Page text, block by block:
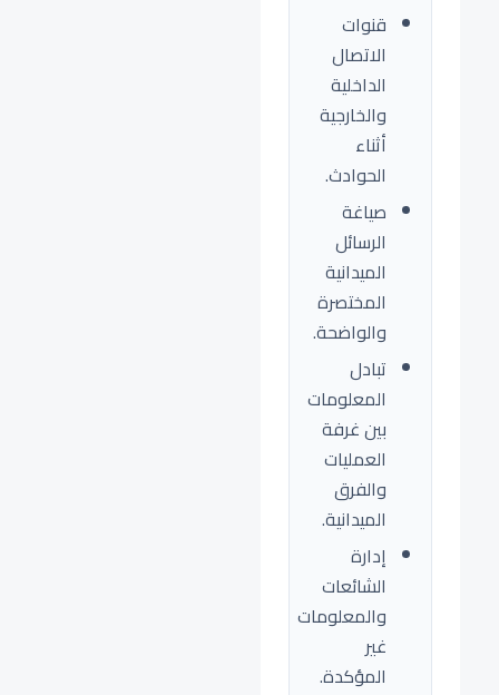
قنوات
الاتصال
الداخلية
والخارجية
أثناء
الحوادث.
صياغة
الرسائل
الميدانية
المختصرة
والواضحة.
تبادل
المعلومات
بين غرفة
العمليات
والفرق
الميدانية.
إدارة
الشائعات
والمعلومات
غير
المؤكدة.